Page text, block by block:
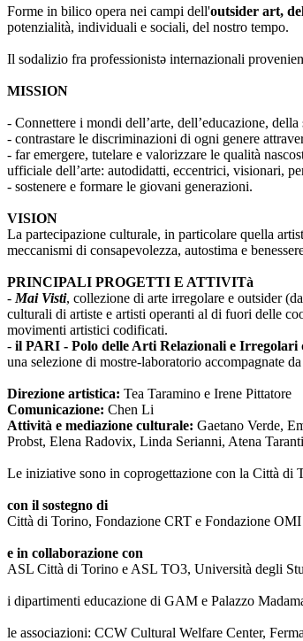
Forme in bilico opera nei campi dell'outsider art,
potenzialità, individuali e sociali, del nostro tempo.
Il sodalizio fra professionistə internazionali
MISSION
- Connettere i mondi dell’arte, dell’educazione, della
- contrastare le discriminazioni di ogni genere
- far emergere, tutelare e valorizzare le qualità
ufficiale dell’arte: autodidatti, eccentrici, visionari,
- sostenere e formare le giovani generazioni.
VISION
La partecipazione culturale, in particolare quella
meccanismi di consapevolezza, autostima e
PRINCIPALI PROGETTI E ATTIVITà
- Mai Visti, collezione di arte irregolare e outsider
culturali di artiste e artisti operanti al di fuori delle
movimenti artistici codificati.
- il PARI - Polo delle Arti Relazionali e Irregolari
una selezione di mostre-laboratorio accompagnate
Direzione artistica: Tea Taramino e Irene Pittatore
Comunicazione: Chen Li
Attività e mediazione culturale: Gaetano Verde,
Probst, Elena Radovix, Linda Serianni, Atena
Le iniziative sono in coprogettazione con la Città di
con il sostegno di
Città di Torino, Fondazione CRT e Fondazione OMI
e in collaborazione con
ASL Città di Torino e ASL TO3, Università degli
i dipartimenti educazione di GAM e Palazzo
le associazioni: CCW Cultural Welfare Center,